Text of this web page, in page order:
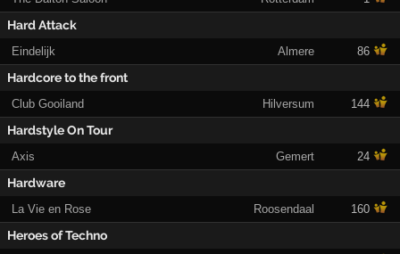
Hard Attack
Eindelijk Almere 86
Hardcore to the front
Club Gooiland Hilversum 144
Hardstyle On Tour
Axis Gemert 24
Hardware
La Vie en Rose Roosendaal 160
Heroes of Techno